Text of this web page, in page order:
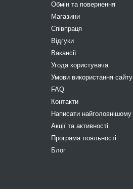
Обмін та повернення
Магазини
Співпраця
Відгуки
Вакансії
Угода користувача
Умови використання сайту
FAQ
Контакти
Написати найголовнішому
Акції та активності
Програма лояльності
Блог